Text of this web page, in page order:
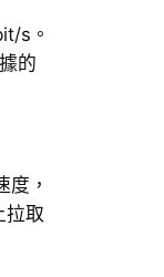
s。
的
度，
拉取